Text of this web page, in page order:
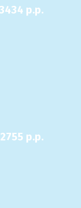
p.p.
2755 p.p.